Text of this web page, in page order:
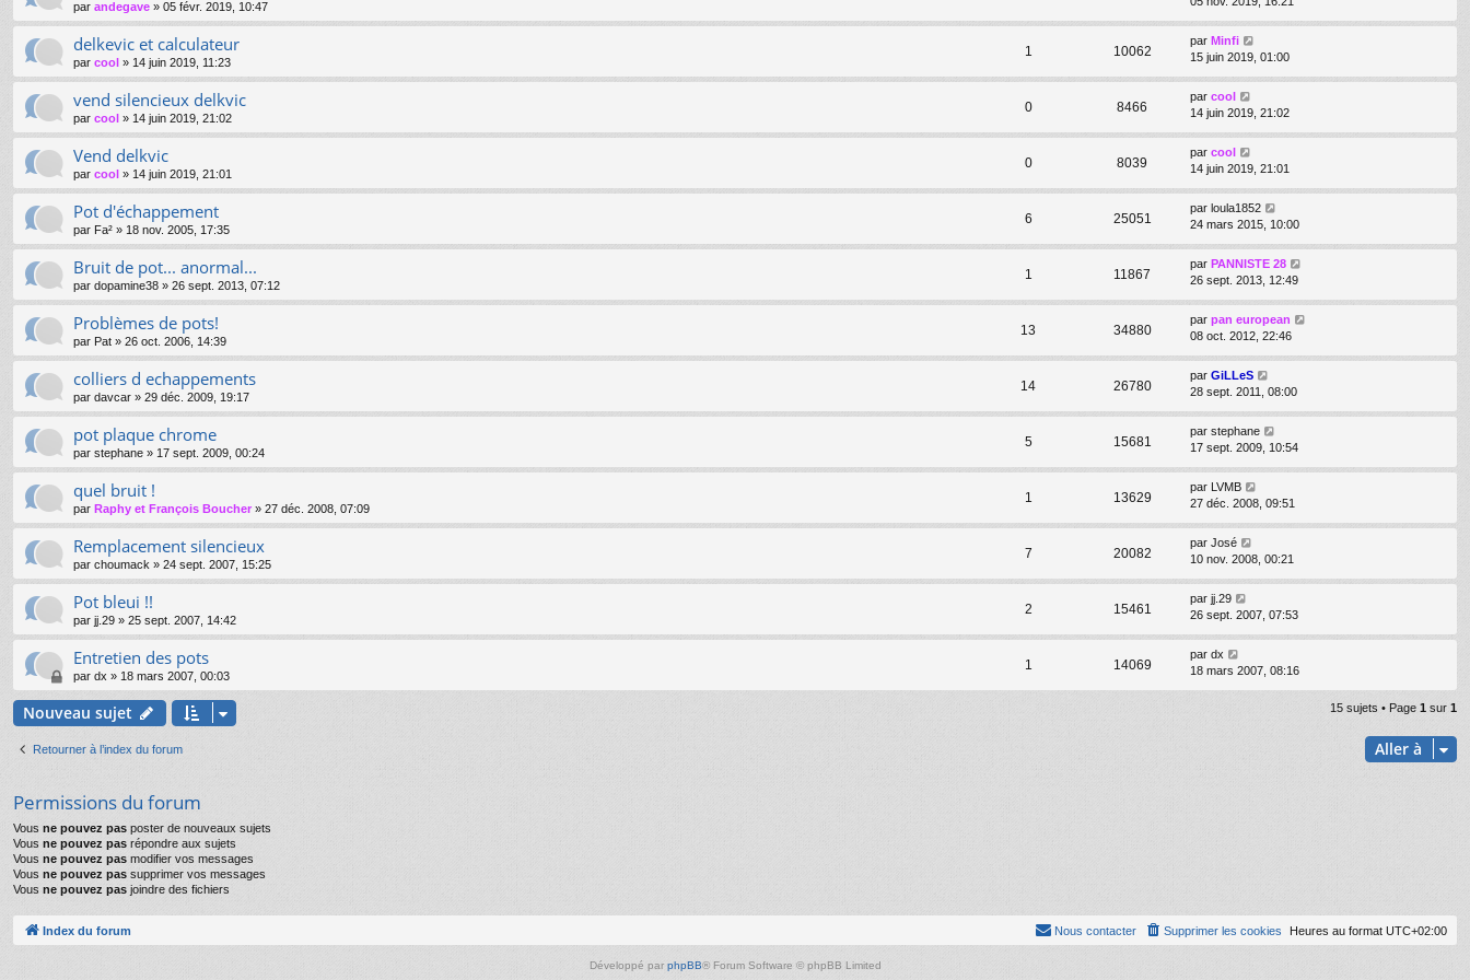
par andegave » 05 févr. 2019, 10:47
delkevic et calculateur
par cool » 14 juin 2019, 11:23
1 10062
par Minfi
15 juin 2019, 01:00
vend silencieux delkvic
par cool » 14 juin 2019, 21:02
0 8466
par cool
14 juin 2019, 21:02
Vend delkvic
par cool » 14 juin 2019, 21:01
0 8039
par cool
14 juin 2019, 21:01
Pot d'échappement
par Fa² » 18 nov. 2005, 17:35
6 25051
par loula1852
24 mars 2015, 10:00
Bruit de pot... anormal...
par dopamine38 » 26 sept. 2013, 07:12
1 11867
par PANNISTE 28
26 sept. 2013, 12:49
Problèmes de pots!
par Pat » 26 oct. 2006, 14:39
13 34880
par pan european
08 oct. 2012, 22:46
colliers d echappements
par davcar » 29 déc. 2009, 19:17
14 26780
par GiLLeS
28 sept. 2011, 08:00
pot plaque chrome
par stephane » 17 sept. 2009, 00:24
5 15681
par stephane
17 sept. 2009, 10:54
quel bruit !
par Raphy et François Boucher » 27 déc. 2008, 07:09
1 13629
par
LVMB
27 déc. 2008, 09:51
Remplacement silencieux
par choumack » 24 sept. 2007, 15:25
7 20082
par José
10 nov. 2008, 00:21
Pot bleui !!
par jj.29 » 25 sept. 2007, 14:42
2 15461
par jj.29
26 sept. 2007, 07:53
Entretien des pots
par dx » 18 mars 2007, 00:03
1 14069
par dx
18 mars 2007, 08:16
Nouveau sujet 15 sujets • Page 1 sur 1
Retourner à l’index du forum Aller à
Permissions du forum
Vous ne pouvez pas poster de nouveaux sujets
Vous ne pouvez pas répondre aux sujets
Vous ne pouvez pas modifier vos messages
Vous ne pouvez pas supprimer vos messages
Vous ne pouvez pas joindre des fichiers
Index du forum Heures au format UTC+02:00
Supprimer les cookies
Nous contacter
Développé par phpBB® Forum Software © phpBB Limited